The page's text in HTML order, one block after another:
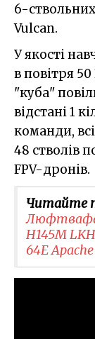
6-
Vulcan.
У якості
в повітря
"куба"
відстані 1
команди,
48 стволів
FPV-дронів.
Читайте
H145M
64E Apache